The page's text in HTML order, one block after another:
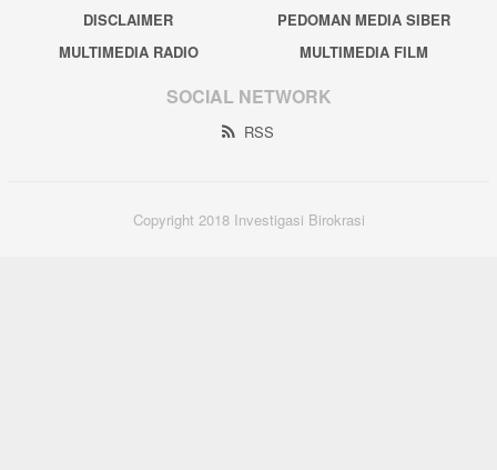
DISCLAIMER
PEDOMAN MEDIA SIBER
MULTIMEDIA RADIO
MULTIMEDIA FILM
SOCIAL NETWORK
RSS
Copyright 2018 Investigasi Birokrasi